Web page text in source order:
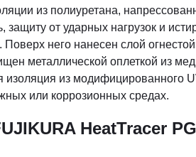
из полиуретана,
защиту от ударных нагрузок и
него нанесен слой
металлической оплеткой из
из модифицированного
или коррозионных средах.
HeatTracer